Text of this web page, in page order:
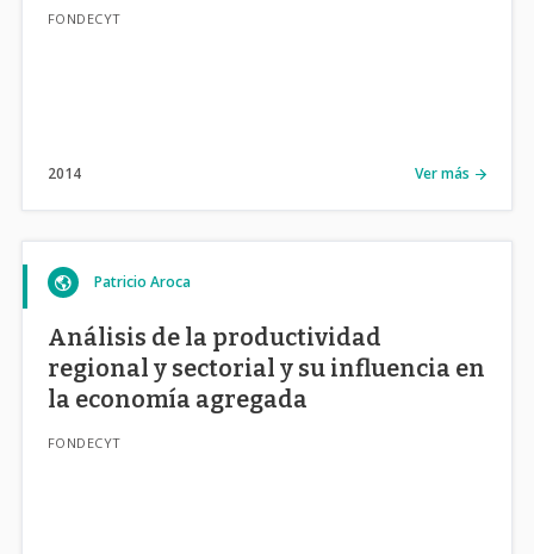
FONDECYT
2014 Ver más
Patricio Aroca
Análisis de la productividad
regional y sectorial y su influencia en
la economía agregada
FONDECYT